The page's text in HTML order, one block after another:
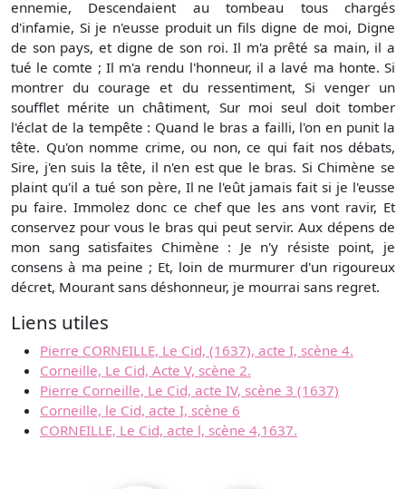
ennemie, Descendaient au tombeau tous chargés
d'infamie, Si je n'eusse produit un fils digne de moi, Digne
de son pays, et digne de son roi. Il m'a prêté sa main, il a
tué le comte ; Il m'a rendu l'honneur, il a lavé ma honte. Si
montrer du courage et du ressentiment, Si venger un
soufflet mérite un châtiment, Sur moi seul doit tomber
l'éclat de la tempête : Quand le bras a failli, l'on en punit la
tête. Qu'on nomme crime, ou non, ce qui fait nos débats,
Sire, j'en suis la tête, il n'en est que le bras. Si Chimène se
plaint qu'il a tué son père, Il ne l'eût jamais fait si je l'eusse
pu faire. Immolez donc ce chef que les ans vont ravir, Et
conservez pour vous le bras qui peut servir. Aux dépens de
mon sang satisfaites Chimène : Je n'y résiste point, je
consens à ma peine ; Et, loin de murmurer d'un rigoureux
décret, Mourant sans déshonneur, je mourrai sans regret.
Liens utiles
Pierre CORNEILLE, Le Cid, (1637), acte I, scène 4.
Corneille, Le Cid, Acte V, scène 2.
Pierre Corneille, Le Cid, acte IV, scène 3 (1637)
Corneille, le Cid, acte I, scène 6
CORNEILLE, Le Cid, acte l, scène 4,1637.